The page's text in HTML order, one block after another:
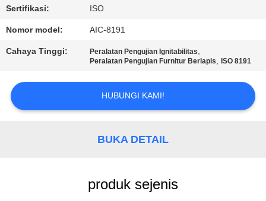
KAMI
KASUS
PERMINTAAN
PENAWARAN
Sertifikasi: ISO
Nomor model: AIC-8191
Cahaya Tinggi: Peralatan Pengujian Ignitabilitas,
Peralatan Pengujian Furnitur Berlapis, ISO 8191
HUBUNGI KAMI!
BUKA DETAIL
produk sejenis